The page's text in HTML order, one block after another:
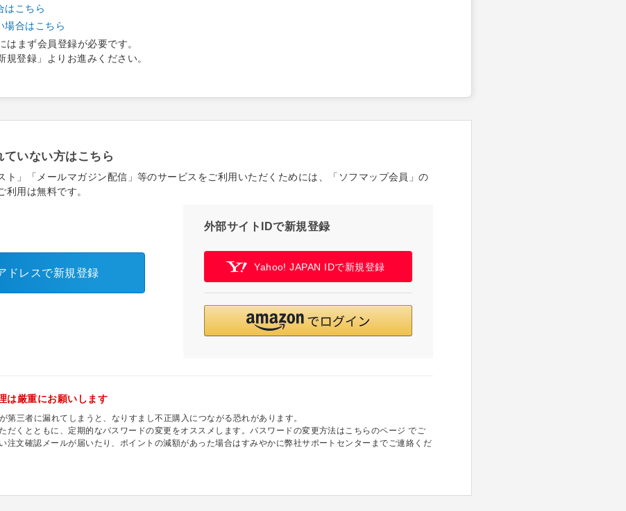
はこちら
場合はこちら
まず会員登録が必要です。
登録」よりお進みください。
ていない方はこちら
ト」「メールマガジン配信」等のサービスをご利用いただくためには、「ソフマップ会員」の
用は無料です。
ドレスで新規登録
外部サイトIDで新規登録
Yahoo! JAPAN IDで新規登録
は厳重にお願いします
第三者に漏れてしまうと、なりすまし不正購入につながる恐れがあります。
だくとともに、定期的なパスワードの変更をオススメします。パスワードの変更方法はこちらのページ でご
注文確認メールが届いたり、ポイントの減額があった場合はすみやかに弊社サポートセンターまでご連絡くだ